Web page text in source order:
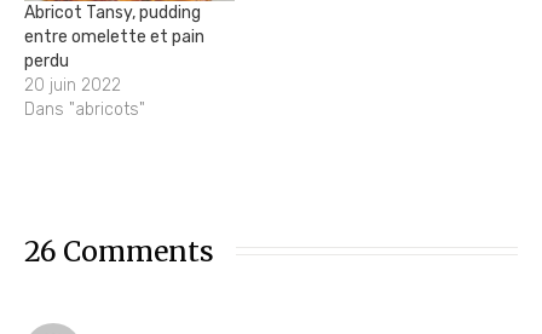
Abricot Tansy, pudding
entre omelette et pain
perdu
20 juin 2022
Dans "abricots"
26 Comments